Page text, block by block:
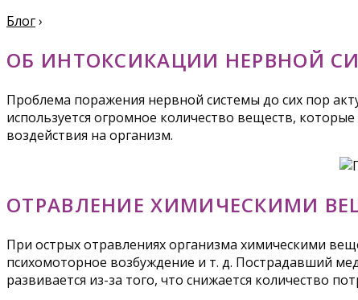
Блог›
ОБ ИНТОКСИКАЦИИ НЕРВНОЙ
Проблема поражения нервной системы до сих пор
используется огромное количество веществ,
воздействия на организм.
ОТРАВЛЕНИЕ ХИМИЧЕСКИМИ
При острых отравлениях организма химическими
психомоторное возбуждение и т. д. Пострадавший
развивается из-за того, что снижается количество